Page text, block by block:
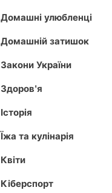
Домашні улюбленці
Домашній затишок
Закони України
Здоров'я
Історія
Їжа та кулінарія
Квіти
Кіберспорт